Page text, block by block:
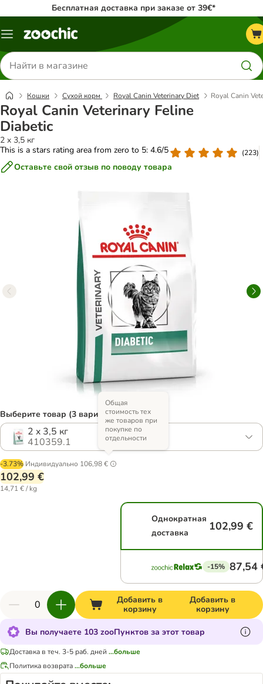
Бесплатная доставка при заказе от 39€*
Каталог
Поиск
товаров
Кошки Сухой корм Royal Canin Veterinary Diet Royal Canin
Royal Canin Veterinary Feline
Diabetic
2 x 3,5 кг
This is a stars rating area from zero to 5: 4.6/5
(223)
Оставьте свой отзыв по поводу товара
Выберите товар (3 вариантов)
2 x 3,5 кг
410359.1
-3.73% Индивидуально 106,98 €
Общая
стоимость тех
же товаров при
покупке по
отдельности
102,99 €
14,71 € / kg
Однократная
доставка
102,99 €
-15% 87,54
Добавить в
корзину
Добавить в
корзину
Вы получаете 103 zooПунктов за этот товар
Доставка в теч. 3-5 раб. дней ...больше
Политика возврата...больше